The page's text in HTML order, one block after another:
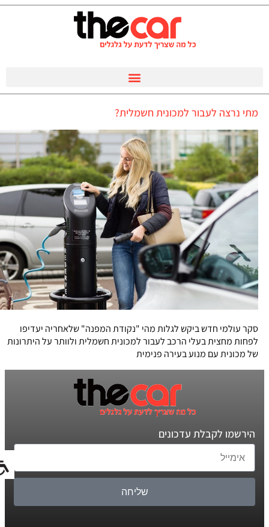
מתי נרצה לעבור למכונית חשמלית?
סקר עולמי חדש ביקש לגלות מהי "נקודת המפנה" שלאחריה יעדיפו
לפחות מחצית בעלי הרכב לעבור למכונית חשמלית ולוותר על היתרונות
של מכונית עם מנוע בעירה פנימית
הירשמו לקבלת עדכונים
שליחה